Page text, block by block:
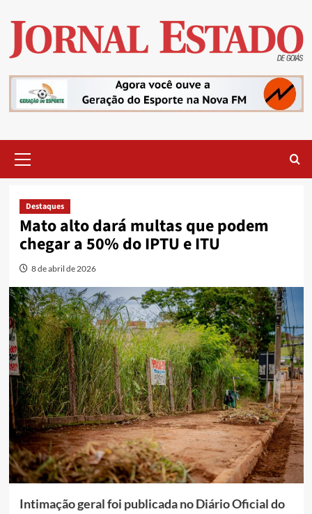
content
Menu
Destaques
Mato alto dará multas que podem
chegar a 50% do IPTU e ITU
8 de abril de 2026
Intimação geral foi publicada no Diário Oficial do